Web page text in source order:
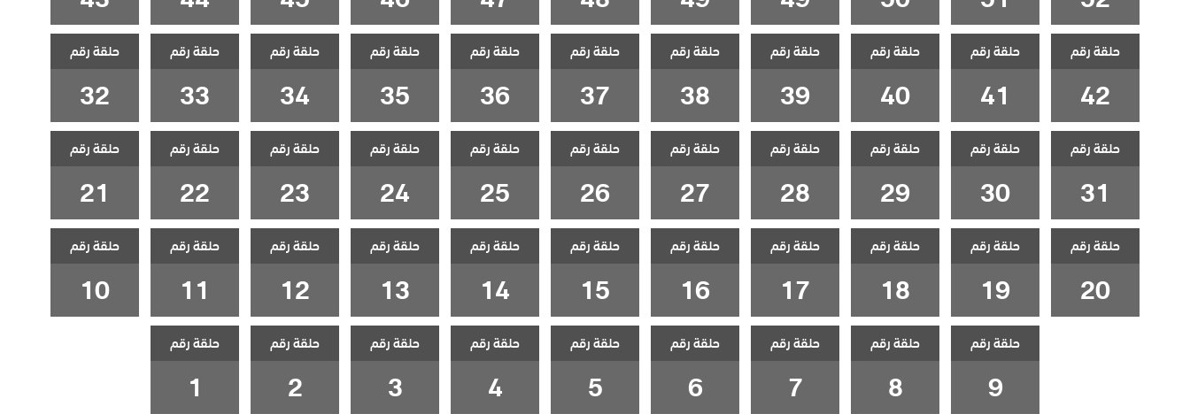
حلقة رقم
42
حلقة رقم
41
حلقة رقم
40
حلقة رقم
39
حلقة رقم
38
حلقة رقم
37
حلقة رقم
36
حلقة رقم
35
حلقة رقم
34
حلقة رقم
33
حلقة رقم
32
حلقة رقم
31
حلقة رقم
30
حلقة رقم
29
حلقة رقم
28
حلقة رقم
27
حلقة رقم
26
حلقة رقم
25
حلقة رقم
24
حلقة رقم
23
حلقة رقم
22
حلقة رقم
21
حلقة رقم
20
حلقة رقم
19
حلقة رقم
18
حلقة رقم
17
حلقة رقم
16
حلقة رقم
15
حلقة رقم
14
حلقة رقم
13
حلقة رقم
12
حلقة رقم
11
حلقة رقم
10
حلقة رقم
9
حلقة رقم
8
حلقة رقم
7
حلقة رقم
6
حلقة رقم
5
حلقة رقم
4
حلقة رقم
3
حلقة رقم
2
حلقة رقم
1